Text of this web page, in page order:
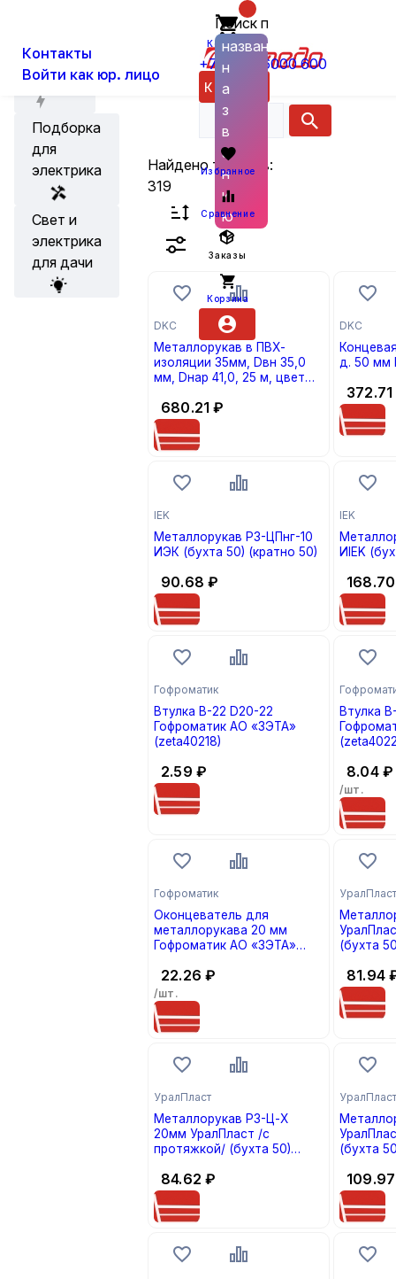
Контакты
Войти как юр. лицо
Корзина
+7 (800) 6000 600
Каталог
Поиск по
названию
н
а
з
в
а
н
и
ю
Избранное
Сравнение
Заказы
Корзина
Акции
Подборка
для
электрика
Свет и
электрика
для дачи
Каталог
Металлорукав и
Найдено товаров:
319
DKC
Металлорукав в ПВХ-
изоляции 35мм, Dвн 35,0
мм, Dнар 41,0, 25 м, цвет
25)
680.21 ₽
DKC
д. 50 мм
372.71
IEK
Металлорукав Р3-ЦПнг-10
ИЭК (бухта 50) (кратно 50)
90.68 ₽
IEK
ИIEK
168.70
Гофроматик
Втулка В-22 D20-22
Гофроматик АО «ЗЭТА»
(zeta40218)
2.59 ₽
Втулка
8.04 ₽
/шт.
Гофроматик
Оконцеватель для
металлорукава 20 мм
Гофроматик АО «ЗЭТА»
22.26 ₽
/шт.
УралПласт
(бухта
81.94
УралПласт
Металлорукав Р3-Ц-Х
20мм УралПласт /с
протяжкой/ (бухта 50)
84.62 ₽
УралПласт
(бухта
109.97